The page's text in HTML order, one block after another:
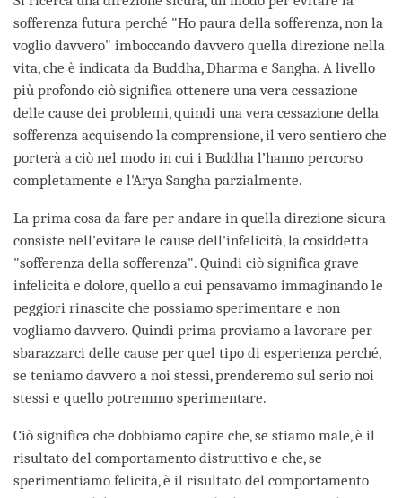
sofferenza futura perché "Ho paura della sofferenza, non la
voglio davvero" imboccando davvero quella direzione nella
vita, che è indicata da Buddha, Dharma e Sangha. A livello
più profondo ciò significa ottenere una vera cessazione
delle cause dei problemi, quindi una vera cessazione della
sofferenza acquisendo la comprensione, il vero sentiero che
porterà a ciò nel modo in cui i Buddha l’hanno percorso
completamente e l'Arya Sangha parzialmente.
La prima cosa da fare per andare in quella direzione sicura
consiste nell’evitare le cause dell'infelicità, la cosiddetta
"sofferenza della sofferenza". Quindi ciò significa grave
infelicità e dolore, quello a cui pensavamo immaginando le
peggiori rinascite che possiamo sperimentare e non
vogliamo davvero. Quindi prima proviamo a lavorare per
sbarazzarci delle cause per quel tipo di esperienza perché,
se teniamo davvero a noi stessi, prenderemo sul serio noi
stessi e quello potremmo sperimentare.
Ciò significa che dobbiamo capire che, se stiamo male, è il
risultato del comportamento distruttivo e che, se
sperimentiamo felicità, è il risultato del comportamento